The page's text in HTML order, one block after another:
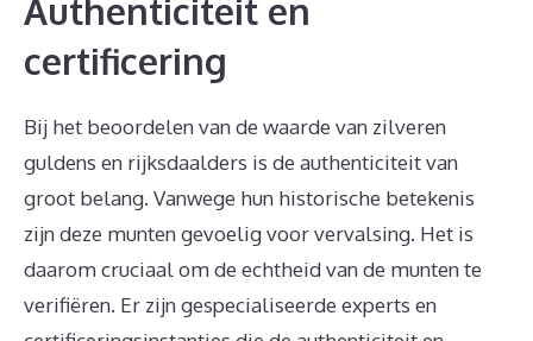
Authenticiteit en
certificering
Bij het beoordelen van de waarde van zilveren
guldens en rijksdaalders is de authenticiteit van
groot belang. Vanwege hun historische betekenis
zijn deze munten gevoelig voor vervalsing. Het is
daarom cruciaal om de echtheid van de munten te
verifiëren. Er zijn gespecialiseerde experts en